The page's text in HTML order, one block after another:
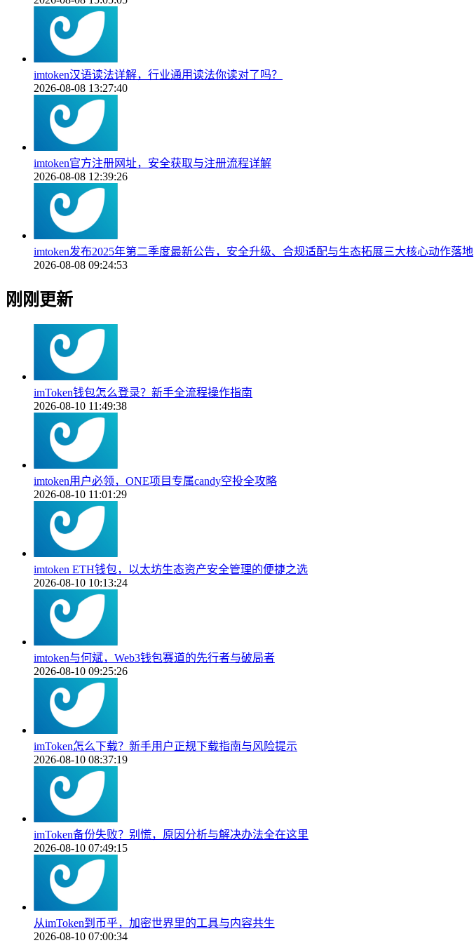
imtoken汉语读法详解，行业通用读法你读对了吗？
2026-08-08 13:27:40
imtoken官方注册网址，安全获取与注册流程详解
2026-08-08 12:39:26
imtoken发布2025年第二季度最新公告，安全升级、合规适配与生态拓展三大核心动作落地
2026-08-08 09:24:53
刚刚更新
imToken钱包怎么登录？新手全流程操作指南
2026-08-10 11:49:38
imtoken用户必领，ONE项目专属candy空投全攻略
2026-08-10 11:01:29
imtoken ETH钱包，以太坊生态资产安全管理的便捷之选
2026-08-10 10:13:24
imtoken与何斌，Web3钱包赛道的先行者与破局者
2026-08-10 09:25:26
imToken怎么下载？新手用户正规下载指南与风险提示
2026-08-10 08:37:19
imToken备份失败？别慌，原因分析与解决办法全在这里
2026-08-10 07:49:15
从imToken到币乎，加密世界里的工具与内容共生
2026-08-10 07:00:34